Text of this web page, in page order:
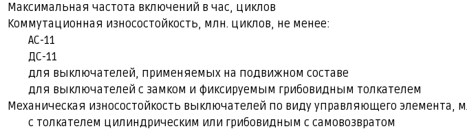
Максимальная частота включений в час, циклов
Коммутационная износостойкость, млн. циклов, не менее:
АС-11
ДС-11
для выключателей, применяемых на подвижном составе
для выключателей с замком и фиксируемым грибовидным толкателем
Механическая износостойкость выключателей по виду управляющего элемента,
с толкателем цилиндрическим или грибовидным с самовозвратом